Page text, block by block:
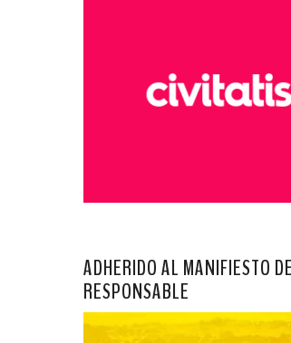
ADHERIDO AL MANIFIESTO
RESPONSABLE